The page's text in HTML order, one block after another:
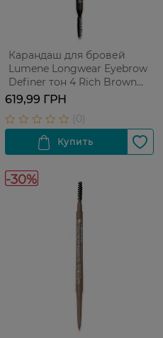
Карандаш для бровей
Lumene Longwear Eyebrow
Definer тон 4 Rich Brown
009 г
619,99 ГРН
-30%